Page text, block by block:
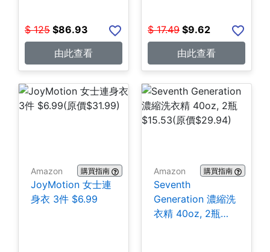
$ 125 $86.93
由此查看
$ 17.49 $9.62
由此查看
Amazon 購買指南
JoyMotion 女士連
身衣 3件 $6.99
Amazon 購買指南
Seventh
Generation 濃縮洗
衣精 40oz, 2瓶